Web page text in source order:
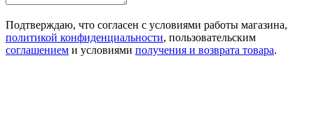
Подтверждаю, что согласен с условиями работы магазина,
политикой конфиденциальности, пользовательским
соглашением и условиями получения и возврата товара.